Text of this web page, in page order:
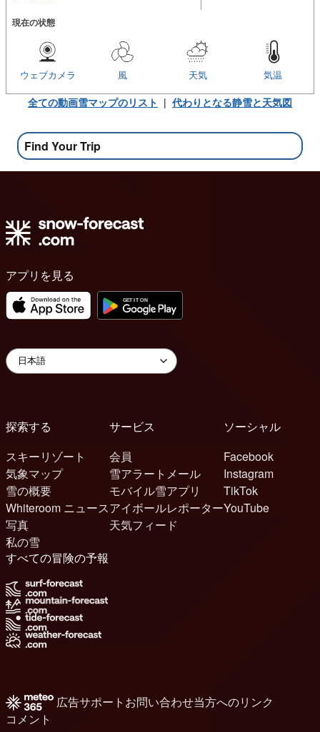
現在の状態
気温
天気
風
ウェブカメラ
全ての動画雪マップのリスト | 代わりとなる静雪と天気図
Find Your Trip
アプリを見る
探索する
スキーリゾート
気象マップ
雪の概要
Whiteroom ニュース
写真
私の雪
サービス
会員
雪アラートメール
モバイル雪アプリ
アイボールレポーター
天気フィード
ソーシャル
Facebook
Instagram
TikTok
YouTube
すべての冒険の予報
広告サポート お問い合わせ当方へのリンク
コメント